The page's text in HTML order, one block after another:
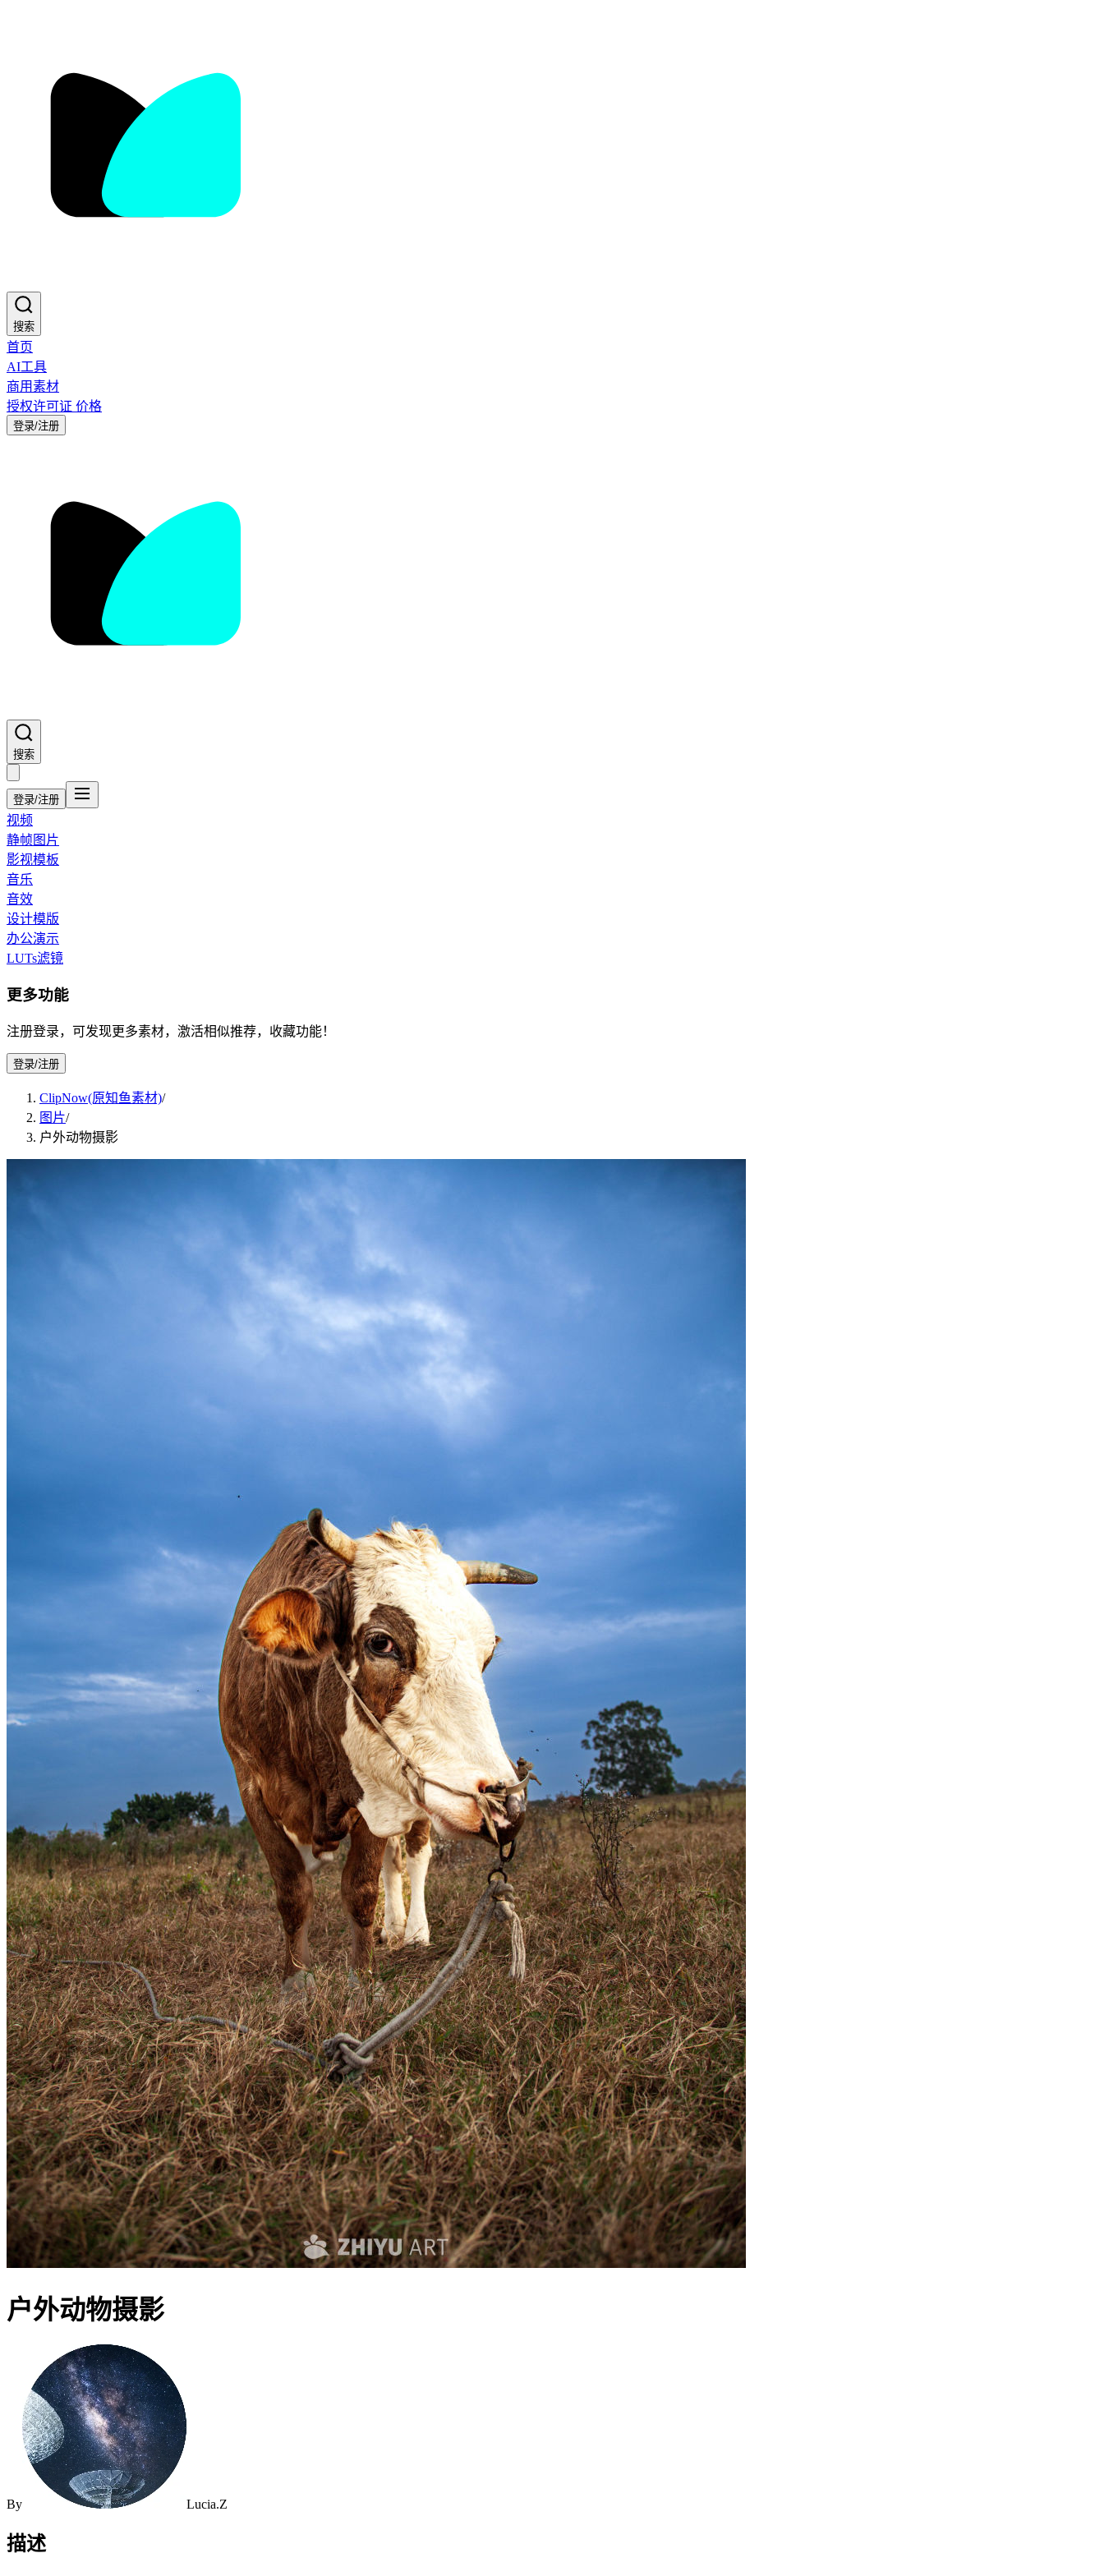
搜索
首页
AI工具
商用素材
授权许可证 价格
登录/注册
搜索
登录/注册
视频
静帧图片
影视模板
音乐
音效
设计模版
办公演示
LUTs滤镜
更多功能
注册登录，可发现更多素材，激活相似推荐，收藏功能！
登录/注册
ClipNow(原知鱼素材)/
图片/
户外动物摄影
户外动物摄影
By Lucia.Z
描述